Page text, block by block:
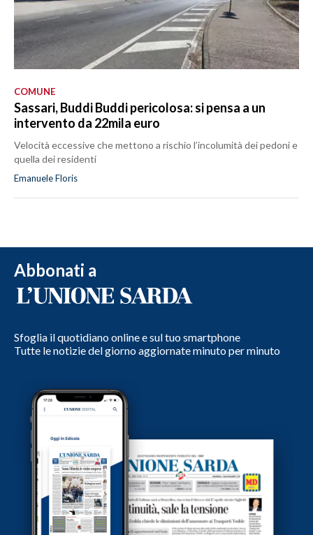
COMUNE
Sassari, Buddi Buddi pericolosa: si pensa a un
intervento da 22mila euro
Velocità eccessive che mettono a rischio l’incolumità dei pedoni e
quella dei residenti
Emanuele Floris
Abbonati a
Sfoglia il quotidiano online e sul tuo smartphone
Tutte le notizie del giorno aggiornate minuto per minuto